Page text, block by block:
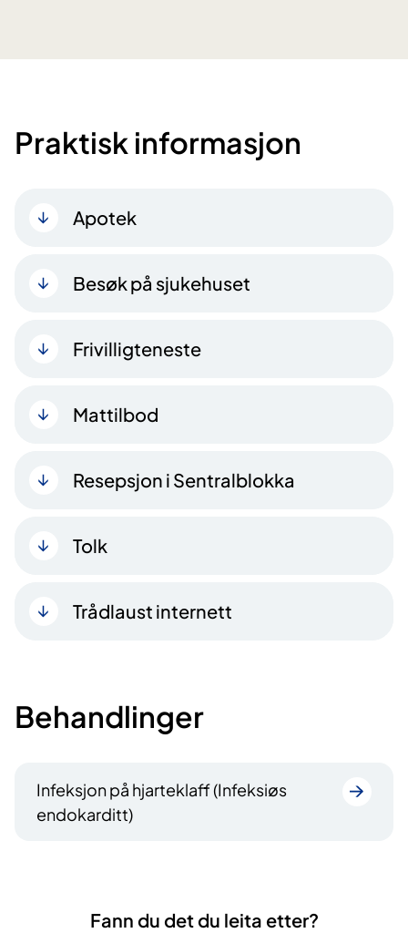
Praktisk informasjon
Apotek
Besøk på sjukehuset
Frivilligteneste
Mattilbod
Resepsjon i Sentralblokka
Tolk
Trådlaust internett
Behandlinger
Infeksjon på hjarteklaff (Infeksiøs
endokarditt)
Fann du det du leita etter?